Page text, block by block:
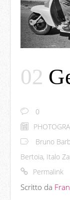
02
0
Bruno
Bertoia, Italo
Permalink
Scritto da